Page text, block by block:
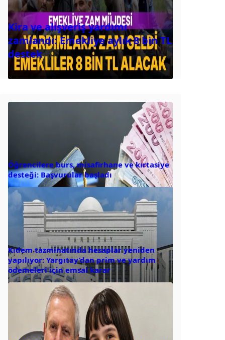
Kira ve alışveriş yardımı
zamlandı: Emekliye aylık 8 bin TL
destek
Öğrencilere burs, misafirhane ve kırtasiye
desteği: Başvurular başladı
Kıdem tazminatında hesaplar yeniden
yapılıyor: Yargıtay’dan prim ve yardım
ödemeleri için emsal karar